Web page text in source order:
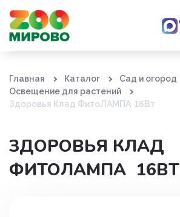
Главная Каталог
Сад и огород
Освещение для растений
Здоровья Клад ФитоЛАМПА 16Вт
ЗДОРОВЬЯ КЛАД
ФИТОЛАМПА 16ВТ